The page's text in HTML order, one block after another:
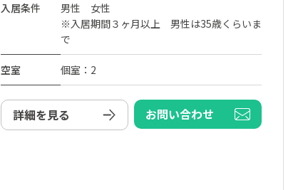
入居条件
男性 女性
※入居期間３ヶ月以上 男性は35歳くらいま
で
空室 個室：2
詳細を見る お問い合わせ